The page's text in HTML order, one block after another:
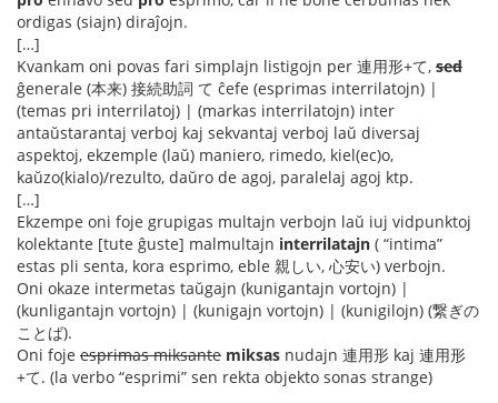
ordigas (siajn) diraĵojn.
[…]
Kvankam oni povas fari simplajn listigojn per 連用形+て, sed
ĝenerale (本来) 接続助詞 て ĉefe (esprimas interrilatojn) |
(temas pri interrilatoj) | (markas interrilatojn) inter
antaŭstarantaj verboj kaj sekvantaj verboj laŭ diversaj
aspektoj, ekzemple (laŭ) maniero, rimedo, kiel(ec)o,
kaŭzo(kialo)/rezulto, daŭro de agoj, paralelaj agoj ktp.
[…]
Ekzempe oni foje grupigas multajn verbojn laŭ iuj vidpunktoj
kolektante [tute ĝuste] malmultajn interrilatajn ( “intima”
estas pli senta, kora esprimo, eble 親しい, 心安い) verbojn.
Oni okaze intermetas taŭgajn (kunigantajn vortojn) |
(kunligantajn vortojn) | (kunigajn vortojn) | (kunigilojn) (繋ぎの
ことば).
Oni foje esprimas miksante miksas nudajn 連用形 kaj 連用形
+て. (la verbo “esprimi” sen rekta objekto sonas strange)